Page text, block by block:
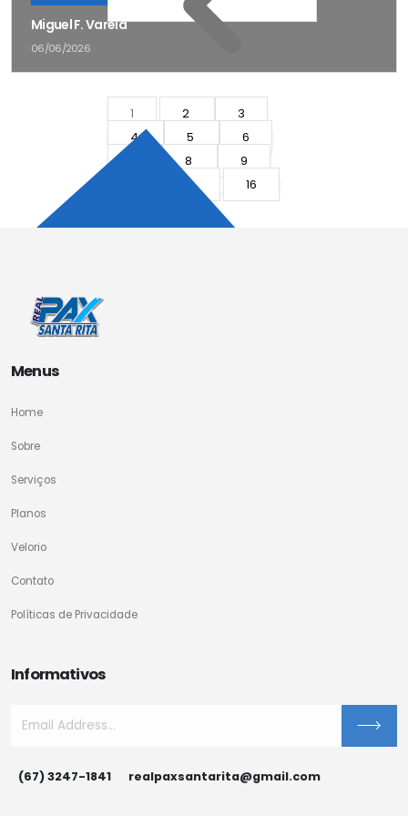
Miguel F. Varela
06/06/2026
1 2
3
4
5
6
8
9
...
16
Menus
Home
Sobre
Serviços
Planos
Velorio
Contato
Políticas de Privacidade
Informativos
(67) 3247-1841 realpaxsantarita@gmail.com